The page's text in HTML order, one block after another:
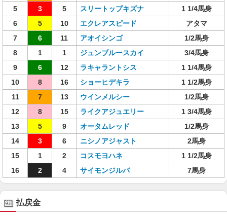
5
3 5 スリートップキズナ
1 1/4馬身
6
5 10 エクレアスピード
アタマ
7
6 11 アオイシンゴ
1/2馬身
8
1 1 ジュンブルースカイ
3/4馬身
9
6 12 ラキャラントシス
1 1/4馬身
10
8 16 ショーヒデキラ
1 1/2馬身
11
7 13 ウインメルシー
1/2馬身
12
8 15 ライクアジュエリー
1 3/4馬身
13
5 9 オータムレッド
1/2馬身
14
3 6 ニシノアジャスト
2馬身
15
1 2 コスモヨハネ
1 1/2馬身
16
2 4 サイモンジルバ 7馬身
払戻金